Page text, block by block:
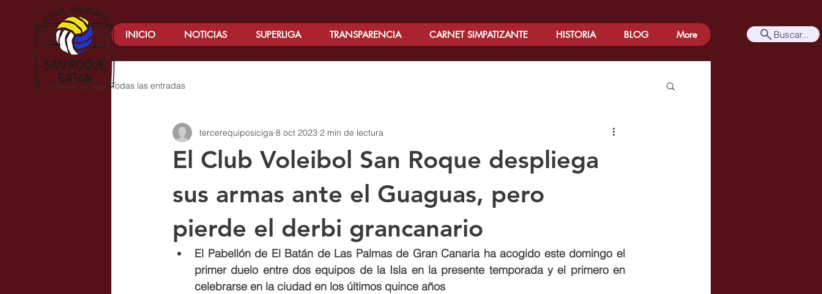
INICIO NOTICIAS SUPERLIGA TRANSPARENCIA CARNET SIMPATIZANTE HISTORIA BLOG More Buscar...
Todas las entradas
El Club Voleibol San Roque despliega
sus armas ante el Guaguas, pero
pierde el derbi grancanario
tercerequiposiciga 8 oct 2023 2 min de lectura
El Pabellón de El Batán de Las Palmas de Gran Canaria ha acogido este domingo el
primer duelo entre dos equipos de la Isla en la presente temporada y el primero en
celebrarse en la ciudad en los últimos quince años